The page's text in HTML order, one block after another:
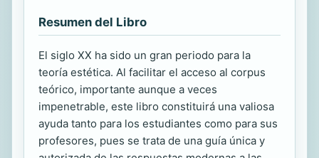
Resumen del Libro
El siglo XX ha sido un gran periodo para la
teoría estética. Al facilitar el acceso al corpus
teórico, importante aunque a veces
impenetrable, este libro constituirá una valiosa
ayuda tanto para los estudiantes como para sus
profesores, pues se trata de una guía única y